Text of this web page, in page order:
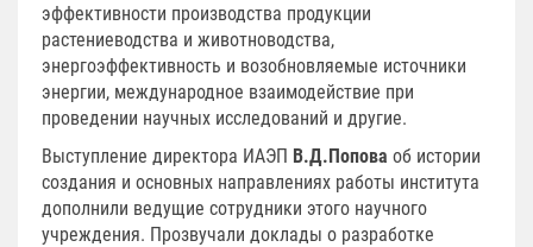
эффективности производства продукции
растениеводства и животноводства,
энергоэффективность и возобновляемые источники
энергии, международное взаимодействие при
проведении научных исследований и другие.
Выступление директора ИАЭП В.Д.Попова об истории
создания и основных направлениях работы института
дополнили ведущие сотрудники этого научного
учреждения. Прозвучали доклады о разработке